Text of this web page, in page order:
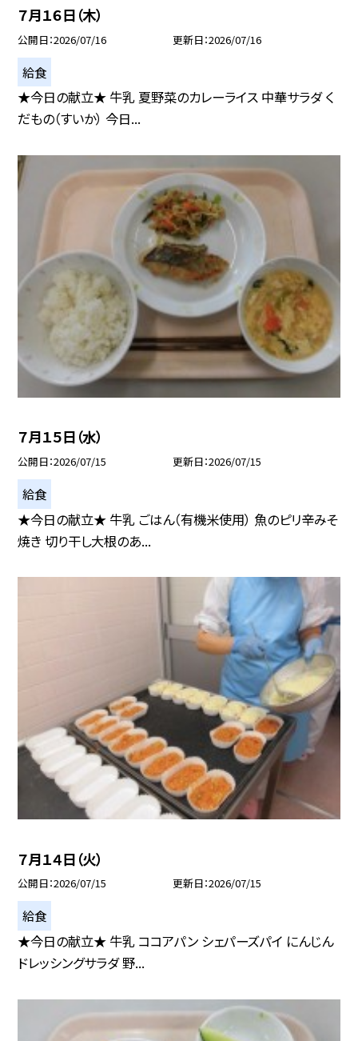
７月１６日（木）
公開日 2026/07/16 更新日 2026/07/16
給食
★今日の献立★ 牛乳 夏野菜のカレーライス 中華サラダ く
だもの（すいか） 今日...
７月１５日（水）
公開日 2026/07/15 更新日 2026/07/15
給食
★今日の献立★ 牛乳 ごはん（有機米使用） 魚のピリ辛みそ
焼き 切り干し大根のあ...
７月１４日（火）
公開日 2026/07/15 更新日 2026/07/15
給食
★今日の献立★ 牛乳 ココアパン シェパーズパイ にんじん
ドレッシングサラダ 野...